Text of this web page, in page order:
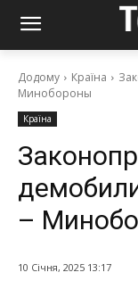
Додому Країна
Минобороны
Країна
–
10 Січня, 2025 13:17